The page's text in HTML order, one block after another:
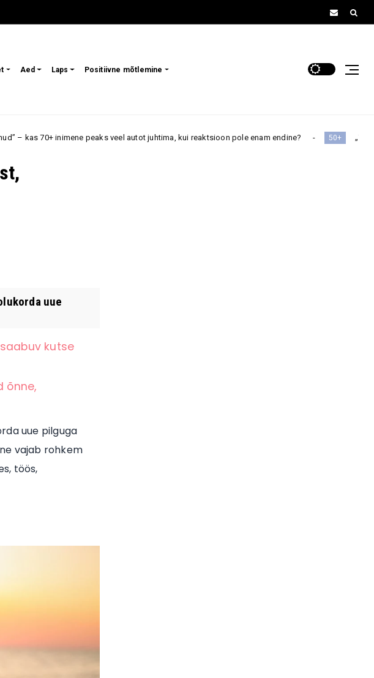
Aed Laps Positiivne mõtlemine
peaks veel autot juhtima, kui reaktsioon pole enam endine? 50+ „Ta on ju ikkagi minu
uue
kutse
õnne,
uue pilguga
vajab rohkem
töös,